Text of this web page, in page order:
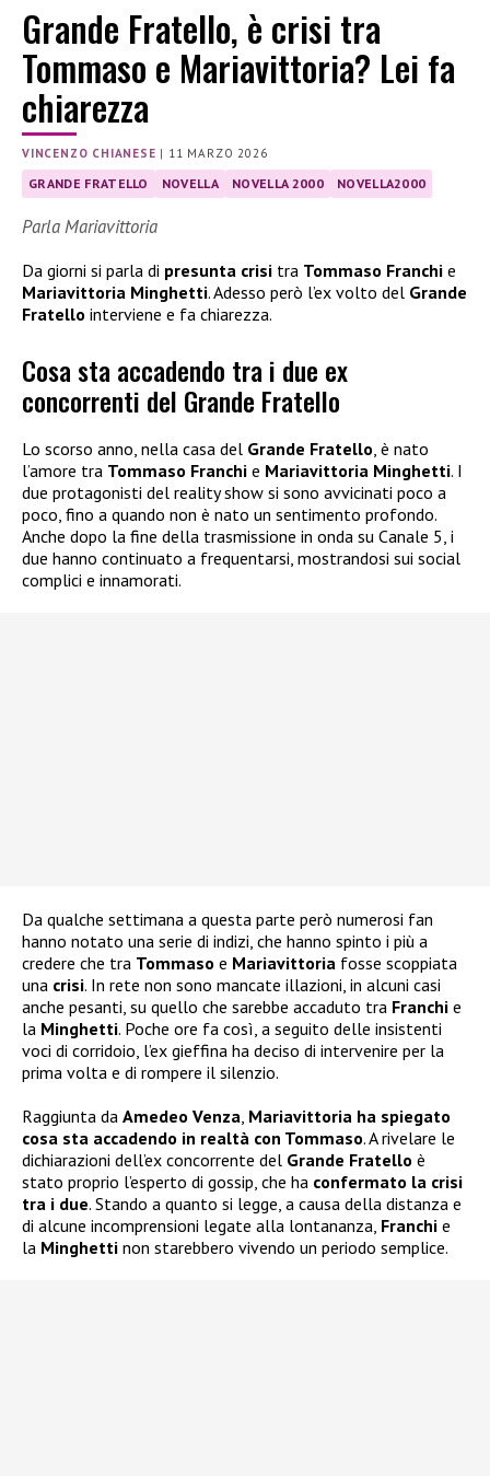
Grande Fratello, è crisi tra
Tommaso e Mariavittoria? Lei fa
chiarezza
VINCENZO CHIANESE | 11 MARZO 2026
GRANDE FRATELLO NOVELLA NOVELLA 2000 NOVELLA2000
Parla Mariavittoria
Da giorni si parla di presunta crisi tra Tommaso Franchi e
Mariavittoria Minghetti. Adesso però l’ex volto del Grande
Fratello interviene e fa chiarezza.
Cosa sta accadendo tra i due ex
concorrenti del Grande Fratello
Lo scorso anno, nella casa del Grande Fratello , è nato
l’amore tra Tommaso Franchi e Mariavittoria Minghetti. I
due protagonisti del reality show si sono avvicinati poco a
poco, fino a quando non è nato un sentimento profondo.
Anche dopo la fine della trasmissione in onda su Canale 5, i
due hanno continuato a frequentarsi, mostrandosi sui social
complici e innamorati.
Da qualche settimana a questa parte però numerosi fan
hanno notato una serie di indizi, che hanno spinto i più a
credere che tra Tommaso e Mariavittoria fosse scoppiata
una crisi. In rete non sono mancate illazioni, in alcuni casi
anche pesanti, su quello che sarebbe accaduto tra Franchi e
la Minghetti. Poche ore fa così, a seguito delle insistenti
voci di corridoio, l’ex gieffina ha deciso di intervenire per la
prima volta e di rompere il silenzio.
Raggiunta da Amedeo Venza Mariavittoria ha spiegato
cosa sta accadendo in realtà con Tommaso. A rivelare le
dichiarazioni dell’ex concorrente del Grande Fratello è
stato proprio l’esperto di gossip, che ha confermato la crisi
tra i due. Stando a quanto si legge, a causa della distanza e
di alcune incomprensioni legate alla lontananza, Franchi e
la Minghetti non starebbero vivendo un periodo semplice.